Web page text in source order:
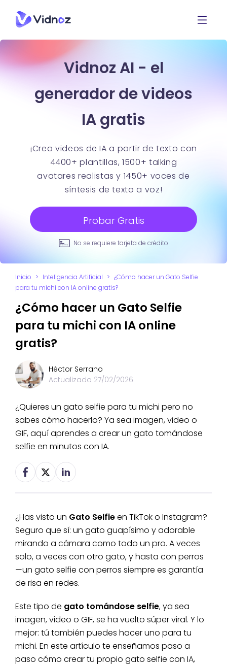
Vidnoz AI - el
generador de videos
IA gratis
¡Crea videos de IA a partir de texto con
4400+ plantillas, 1500+ talking
avatares realistas y 1450+ voces de
síntesis de texto a voz!
Probar Gratis
No se requiere tarjeta de crédito
Inicio > Inteligencia Artificial > ¿Cómo hacer un Gato Selfie
para tu michi con IA online gratis?
¿Cómo hacer un Gato Selfie
para tu michi con IA online
gratis?
Héctor Serrano
Actualizado 27/02/2026
¿Quieres un gato selfie para tu michi pero no
sabes cómo hacerlo? Ya sea imagen, video o
GIF, aquí aprendes a crear un gato tomándose
selfie en minutos con IA.
¿Has visto un Gato Selfieen TikTok o Instagram?
Seguro que sí: un gato guapísimo y adorable
mirando a cámara como todo un pro. A veces
solo, a veces con otro gato, y hasta con perros
—un gato selfie con perros siempre es garantía
de risa en redes.
Este tipo de gato tomándose selfie, ya sea
imagen, video o GIF, se ha vuelto súper viral. Y lo
mejor: tú también puedes hacer uno para tu
michi. En este artículo te enseñamos paso a
paso cómo crear tu propio gato selfie con IA,